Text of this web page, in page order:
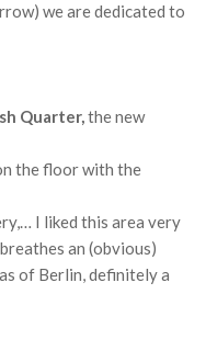
we are dedicated to
Quarter,the new
the floor with the
I liked this area very
breathes an (obvious)
of Berlin, definitely a